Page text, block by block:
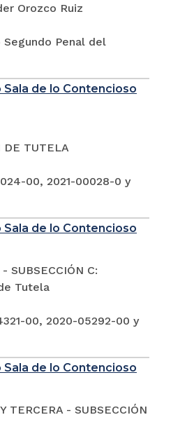
Orozco Ruiz
Penal del
de lo Contencioso
DE TUTELA
00, 2021-00028-0 y
de lo Contencioso
SUBSECCIÓN C:
Tutela
00, 2020-05292-00 y
de lo Contencioso
TERCERA - SUBSECCIÓN